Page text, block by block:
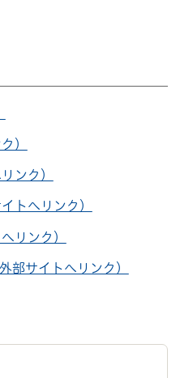
）
ンク）
トへリンク）
リンク）
部サイトへリンク）